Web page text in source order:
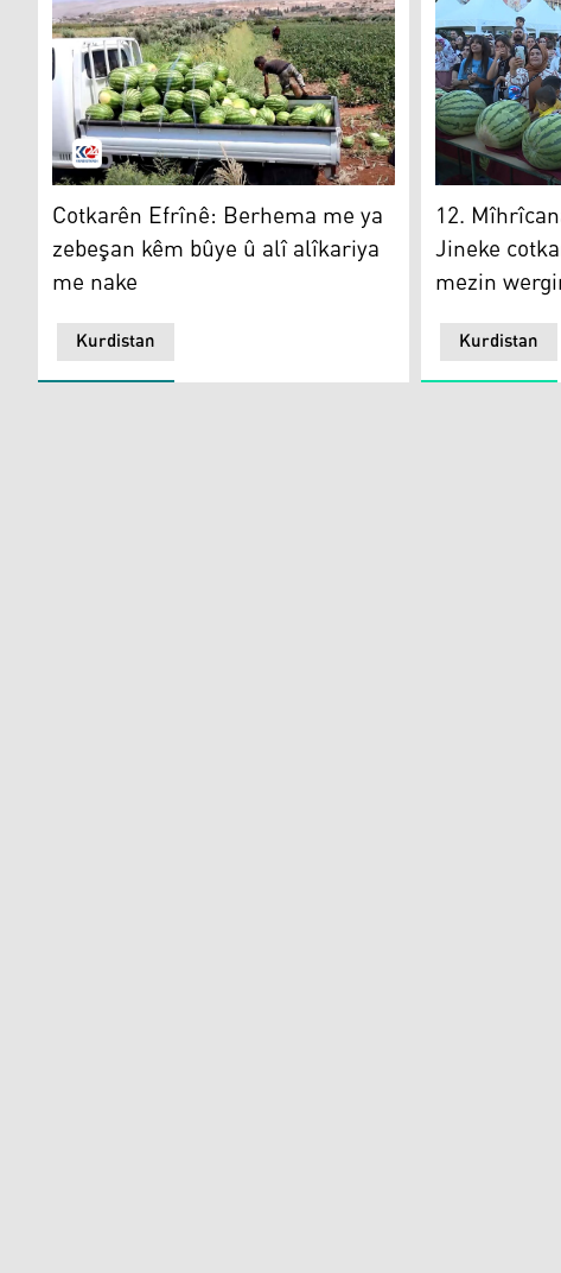
Cotkarên Efrînê: Berhema me ya zebeşan kêm bûye û
Kurdistan
Cotkarên Efrînê: Berhema me ya
zebeşan kêm bûye û alî alîkariya
me nake
12.
Kurdistan
12.
Jineke
mezin